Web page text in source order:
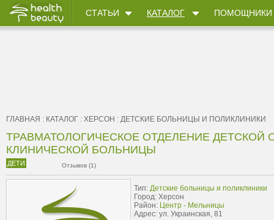
СТАТЬИ КАТАЛОГ ПОМОЩНИКИ
ГЛАВНАЯ : КАТАЛОГ : ХЕРСОН : ДЕТСКИЕ БОЛЬНИЦЫ И ПОЛИКЛИНИКИ
ТРАВМАТОЛОГИЧЕСКОЕ ОТДЕЛЕНИЕ ДЕТСКОЙ
КЛИНИЧЕСКОЙ БОЛЬНИЦЫ
ДЕТИ Отзывов (1)
Тип: Детские больницы и поликлиники
Город: Херсон
Район: Центр - Мельницы
Адрес: ул. Украинская, 81